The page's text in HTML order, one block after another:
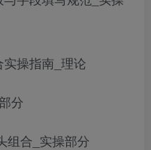
操指南_理论
分
组合_实操部分